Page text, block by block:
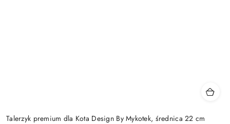
Talerzyk premium dla Kota Design By Mykotek, średnica 22 cm